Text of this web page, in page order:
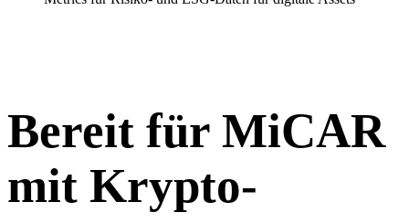
Bereit für MiCAR
mit Krypto-